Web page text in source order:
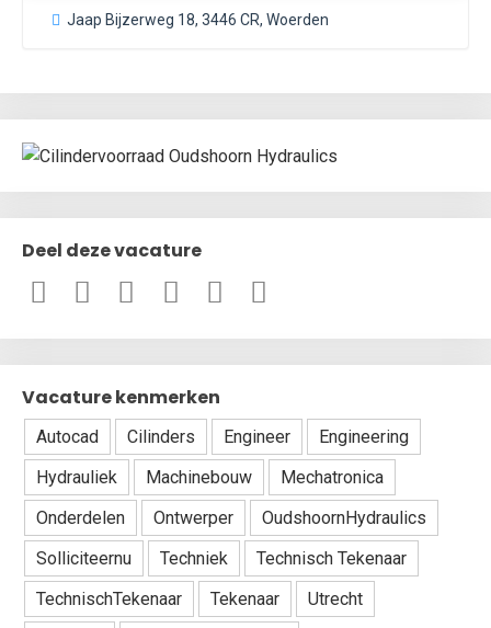
Jaap Bijzerweg 18, 3446 CR, Woerden
Deel deze vacature
Vacature kenmerken
Autocad Cilinders Engineer
Engineering
Hydrauliek
Machinebouw
Mechatronica
Onderdelen
Ontwerper
OudshoornHydraulics
Solliciteernu
Techniek
Technisch Tekenaar
TechnischTekenaar
Tekenaar
Utrecht